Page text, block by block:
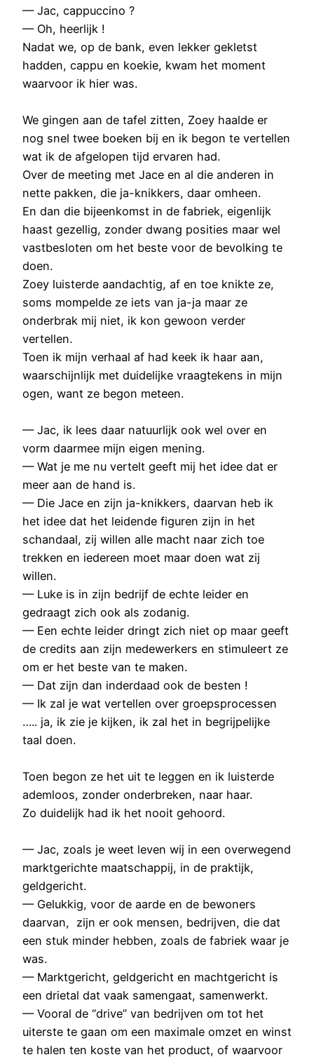
— Jac, cappuccino ?
— Oh, heerlijk !
Nadat we, op de bank, even lekker gekletst
hadden, cappu en koekie, kwam het moment
waarvoor ik hier was.
We gingen aan de tafel zitten, Zoey haalde er
nog snel twee boeken bij en ik begon te vertellen
wat ik de afgelopen tijd ervaren had.
Over de meeting met Jace en al die anderen in
nette pakken, die ja-knikkers, daar omheen.
En dan die bijeenkomst in de fabriek, eigenlijk
haast gezellig, zonder dwang posities maar wel
vastbesloten om het beste voor de bevolking te
doen.
Zoey luisterde aandachtig, af en toe knikte ze,
soms mompelde ze iets van ja-ja maar ze
onderbrak mij niet, ik kon gewoon verder
vertellen.
Toen ik mijn verhaal af had keek ik haar aan,
waarschijnlijk met duidelijke vraagtekens in mijn
ogen, want ze begon meteen.
— Jac, ik lees daar natuurlijk ook wel over en
vorm daarmee mijn eigen mening.
— Wat je me nu vertelt geeft mij het idee dat er
meer aan de hand is.
— Die Jace en zijn ja-knikkers, daarvan heb ik
het idee dat het leidende figuren zijn in het
schandaal, zij willen alle macht naar zich toe
trekken en iedereen moet maar doen wat zij
willen.
— Luke is in zijn bedrijf de echte leider en
gedraagt zich ook als zodanig.
— Een echte leider dringt zich niet op maar geeft
de credits aan zijn medewerkers en stimuleert ze
om er het beste van te maken.
— Dat zijn dan inderdaad ook de besten !
— Ik zal je wat vertellen over groepsprocessen
….. ja, ik zie je kijken, ik zal het in begrijpelijke
taal doen.
Toen begon ze het uit te leggen en ik luisterde
ademloos, zonder onderbreken, naar haar.
Zo duidelijk had ik het nooit gehoord.
— Jac, zoals je weet leven wij in een overwegend
marktgerichte maatschappij, in de praktijk,
geldgericht.
— Gelukkig, voor de aarde en de bewoners
daarvan, zijn er ook mensen, bedrijven, die dat
een stuk minder hebben, zoals de fabriek waar je
was.
— Marktgericht, geldgericht en machtgericht is
een drietal dat vaak samengaat, samenwerkt.
— Vooral de “drive” van bedrijven om tot het
uiterste te gaan om een maximale omzet en winst
te halen ten koste van het product, of waarvoor